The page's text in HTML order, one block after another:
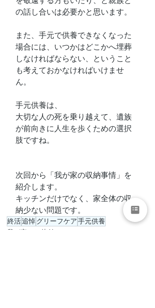
の話し合いは必要かと思います。
また、手元で供養できなくなった
場合には、いつかはどこかへ埋葬
しなければならない、ということ
も考えておかなければいけませ
ん。
手元供養は、
大切な人の死を乗り越えて、遺族
が前向きに人生を歩くための選択
肢ですね。
次回から「我が家の収納事情」を
紹介します。
キッチンだけでなく、家全体の収
納少ない問題です。
終活追悼グリーフケア手元供養
我が家のお片付け